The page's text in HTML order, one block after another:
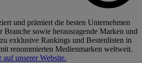
und prämiert die besten Unternehmen
Branche sowie herausragende Marken und
exklusive Rankings und Bestenlisten in
renommierten Medienmarken weltweit.
unserer Website.